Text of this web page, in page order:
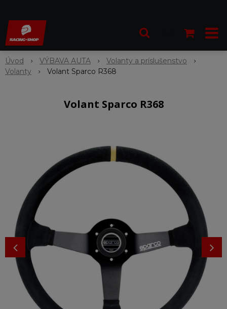
Úvod VÝBAVA AUTA
Volanty a príslušenstvo
Volanty
Volant Sparco R368
Volant Sparco R368